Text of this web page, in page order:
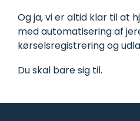
Og ja, vi er altid klar til at
med automatisering af
kørselsregistrering og
Du skal bare sig til.